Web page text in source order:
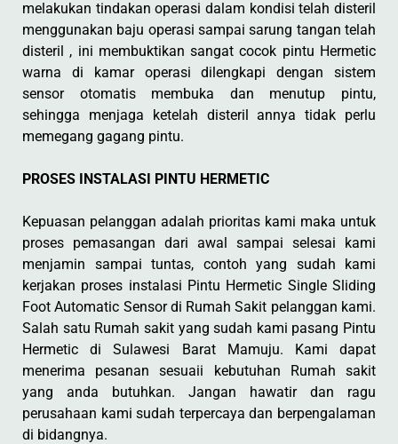
melakukan tindakan operasi dalam kondisi telah disteril
menggunakan baju operasi sampai sarung tangan telah
disteril , ini membuktikan sangat cocok pintu Hermetic
warna di kamar operasi dilengkapi dengan sistem
sensor otomatis membuka dan menutup pintu,
sehingga menjaga ketelah disteril annya tidak perlu
memegang gagang pintu.
PROSES INSTALASI PINTU HERMETIC
Kepuasan pelanggan adalah prioritas kami maka untuk
proses pemasangan dari awal sampai selesai kami
menjamin sampai tuntas, contoh yang sudah kami
kerjakan proses instalasi Pintu Hermetic Single Sliding
Foot Automatic Sensor di Rumah Sakit pelanggan kami.
Salah satu Rumah sakit yang sudah kami pasang Pintu
Hermetic di Sulawesi Barat Mamuju. Kami dapat
menerima pesanan sesuaii kebutuhan Rumah sakit
yang anda butuhkan. Jangan hawatir dan ragu
perusahaan kami sudah terpercaya dan berpengalaman
di bidangnya.